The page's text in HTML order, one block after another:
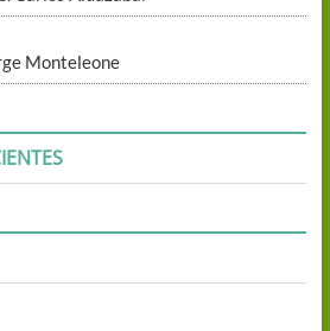
Monteleone